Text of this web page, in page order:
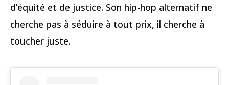
d’équité et de justice. Son hip-hop alternatif ne
cherche pas à séduire à tout prix, il cherche à
toucher juste.